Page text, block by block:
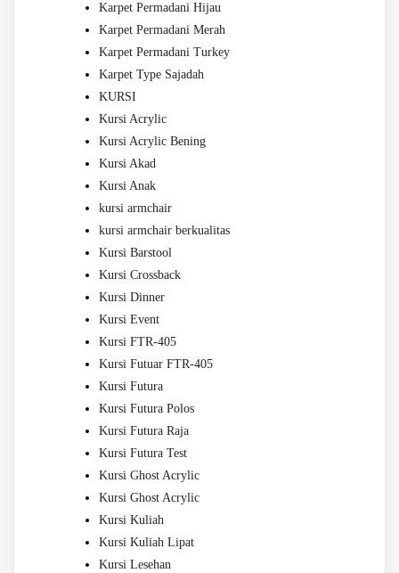
Karpet Permadani Hijau
Karpet Permadani Merah
Karpet Permadani Turkey
Karpet Type Sajadah
KURSI
Kursi Acrylic
Kursi Acrylic Bening
Kursi Akad
Kursi Anak
kursi armchair
kursi armchair berkualitas
Kursi Barstool
Kursi Crossback
Kursi Dinner
Kursi Event
Kursi FTR-405
Kursi Futuar FTR-405
Kursi Futura
Kursi Futura Polos
Kursi Futura Raja
Kursi Futura Test
Kursi Ghost Acrylic
Kursi Ghost Acrylic
Kursi Kuliah
Kursi Kuliah Lipat
Kursi Lesehan